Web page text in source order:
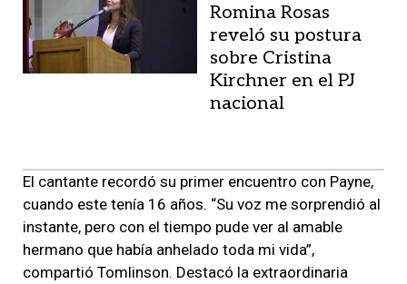
Romina Rosas
reveló su postura
sobre Cristina
Kirchner en el PJ
nacional
El cantante recordó su primer encuentro con Payne,
cuando este tenía 16 años. “Su voz me sorprendió al
instante, pero con el tiempo pude ver al amable
hermano que había anhelado toda mi vida”,
compartió Tomlinson. Destacó la extraordinaria